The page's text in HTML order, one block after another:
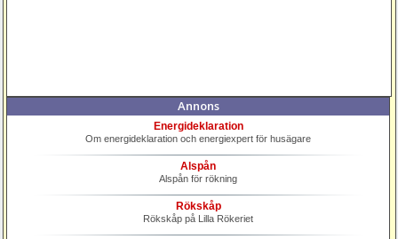
Annons
Energideklaration
Om energideklaration och energiexpert för husägare
Alspån
Alspån för rökning
Rökskåp
Rökskåp på Lilla Rökeriet